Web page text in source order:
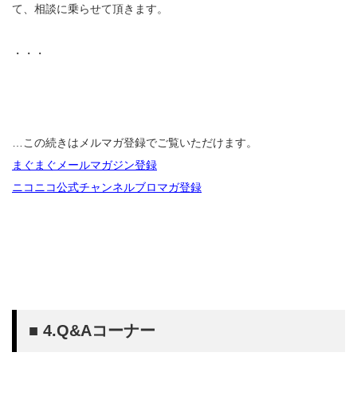
て、相談に乗らせて頂きます。
・・・
…この続きはメルマガ登録でご覧いただけます。
まぐまぐメールマガジン登録
ニコニコ公式チャンネルブロマガ登録
■ 4.Q&Aコーナー